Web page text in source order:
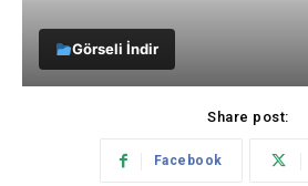
Görseli İndir
Share post:
Facebook